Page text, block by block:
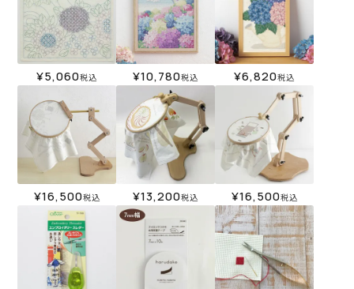
¥5,060税込 ¥10,780税込 ¥6,820税込
¥16,500税込 ¥13,200税込 ¥16,500税込